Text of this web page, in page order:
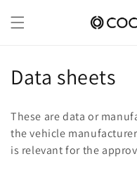
content
C
l
l
Data sheets
These are data or
the vehicle
is relevant for the